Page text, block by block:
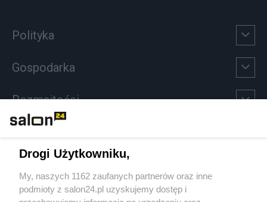
Polityka
Gospodarka
Rozmaitości
Sport
Społeczeństwo
Drogi Użytkowniku,
My, naszych 1162 zaufanych partnerów oraz inne
podmioty z salon24.pl uzyskujemy dostęp i